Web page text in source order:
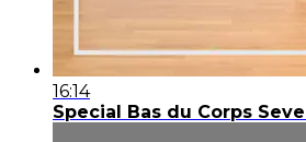
16:14
Special Bas du Corps